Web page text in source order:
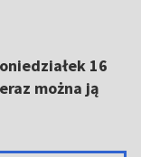
16
można ją